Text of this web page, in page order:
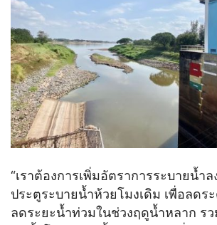
“เราต้องการเพิ่มอัตราการระบายน้ำ
ประตูระบายน้ำห้วยโมงเดิม เพื่อลดร
ลดระยะน้ำท่วมในช่วงฤดูน้ำหลาก รว